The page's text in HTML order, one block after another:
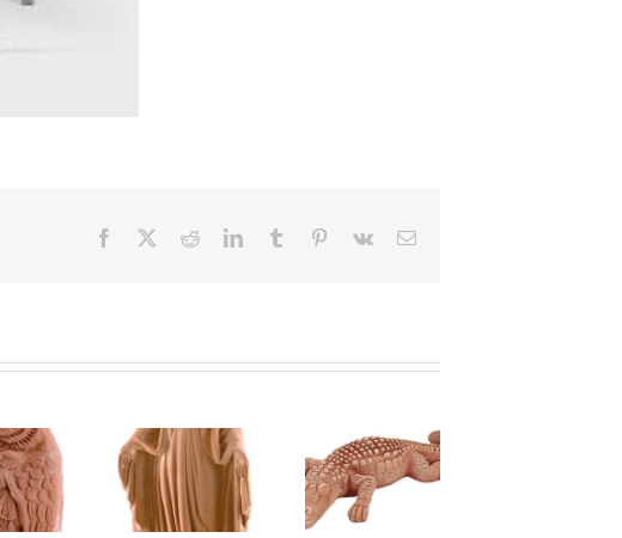
Facebook RedditLinkedInTumblr Pinterest
Vk Email